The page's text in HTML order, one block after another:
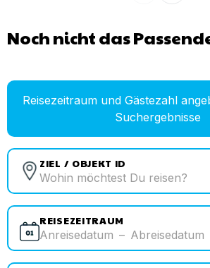
Noch nicht das
Reisezeitraum und Gästezahl
Suchergebnisse
ZIEL / OBJEKT ID
REISEZEITRAUM
Anreisedatum – Abreisedatum